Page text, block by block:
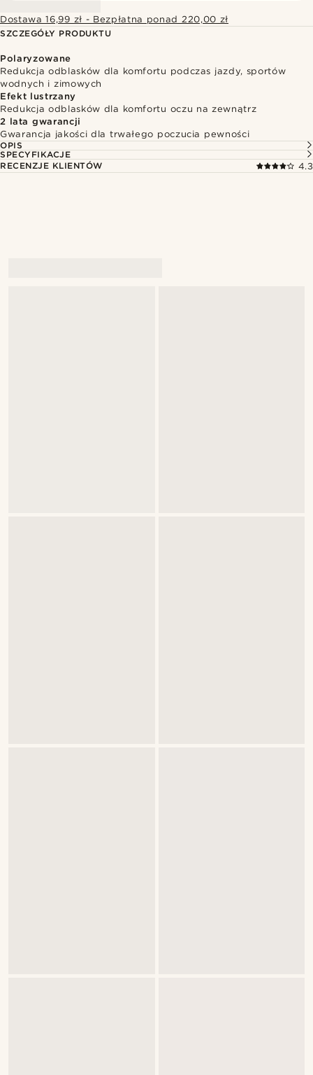
Dostawa 16,99 zł - Bezpłatna ponad 220,00 zł
SZCZEGÓŁY PRODUKTU
Polaryzowane
Redukcja odblasków dla komfortu podczas jazdy, sportów
wodnych i zimowych
Efekt lustrzany
Redukcja odblasków dla komfortu oczu na zewnątrz
2 lata gwarancji
Gwarancja jakości dla trwałego poczucia pewności
OPIS
SPECYFIKACJE
RECENZJE KLIENTÓW
4.3